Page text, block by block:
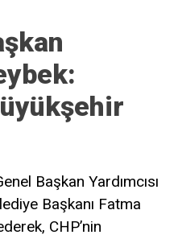
Başkan Yardımcısı
Başkanı Fatma
CHP’nin